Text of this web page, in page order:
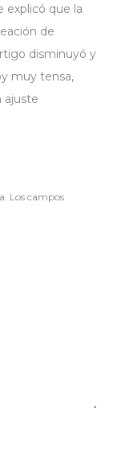
explicó que la
de
disminuyó y
muy tensa,
ajuste
Los campos